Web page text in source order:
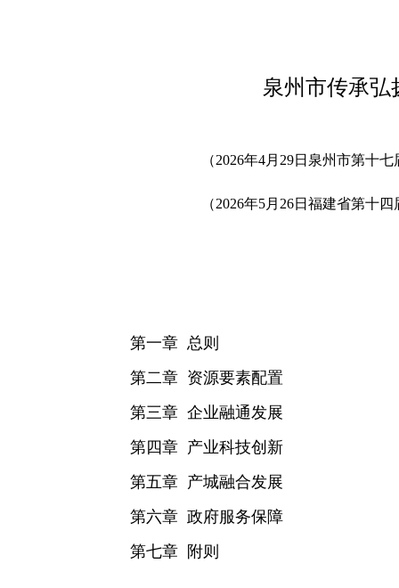
泉州市传承弘
（2026年4月29日泉州市第十
（2026年5月26日福建省第十
第一章 总则
第二章 资源要素配置
第三章 企业融通发展
第四章 产业科技创新
第五章 产城融合发展
第六章 政府服务保障
第七章 附则